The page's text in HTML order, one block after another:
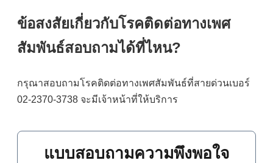
ข้อสงสัยเกี่ยวกับโรคติดต่อทางเพศ
สัมพันธ์สอบถามได้ที่ไหน?
กรุณาสอบถามโรคติดต่อทางเพศสัมพันธ์ที่สายด่วนเบอร์
02-2370-3738 จะมีเจ้าหน้าที่ให้บริการ
แบบสอบถามความพึงพอใจ